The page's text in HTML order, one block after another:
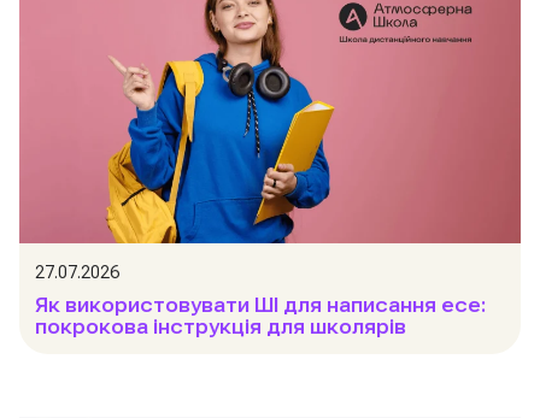
27.07.2026
Як використовувати ШІ для написання есе:
покрокова інструкція для школярів